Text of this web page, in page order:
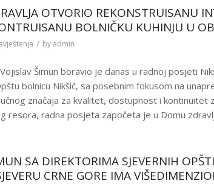
OTVORIO REKONSTRUISANU
BOLNIČKU KUHINJU U
/ by admin
Šimun boravio je danas u radnoj posjeti
bolnicu Nikšić, sa posebnim fokusom na
značaja za kvalitet, dostupnost i kontinuitet
resora, radna posjeta započeta je u Domu
SA DIREKTORIMA SJEVERNIH
CRNE GORE IMA